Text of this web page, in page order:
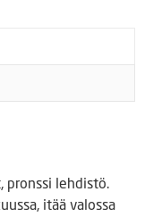
pronssi lehdistö.
itää valossa